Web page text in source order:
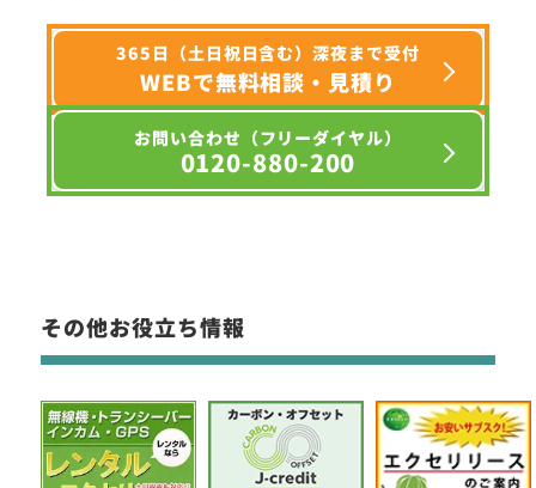
365日（土日祝日含む）深夜まで受付
WEBで無料相談・見積り
お問い合わせ（フリーダイヤル）
0120-880-200
その他お役立ち情報